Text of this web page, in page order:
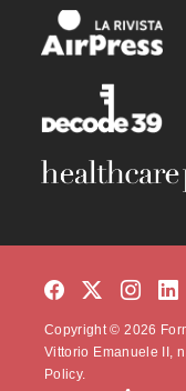
Copyright © 2026
Vittorio Emanuele II,
Policy.